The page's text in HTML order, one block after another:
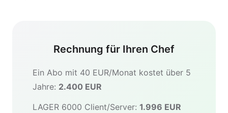
Rechnung für Ihren Chef
Ein Abo mit 40 EUR/Monat kostet über 5
Jahre: 2.400 EUR
LAGER 6000 Client/Server: 1.996 EUR